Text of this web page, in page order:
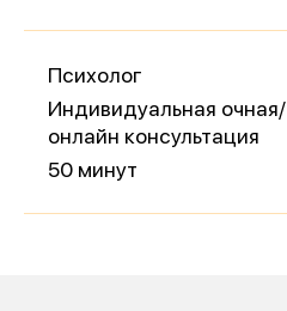
Психолог
Индивидуальная очная/
онлайн консультация
50 минут